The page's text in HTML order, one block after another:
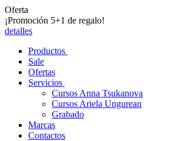
Oferta
¡Promoción 5+1 de regalo!
detalles
Productos
Sale
Ofertas
Servicios
Cursos Anna Tsukanova
Cursos Ariela Ungurean
Grabado
Marcas
Contactos